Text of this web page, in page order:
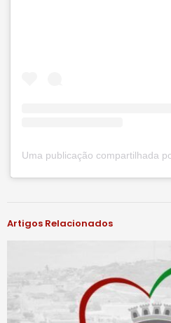
#notíciassbu
Artigos Relacionados